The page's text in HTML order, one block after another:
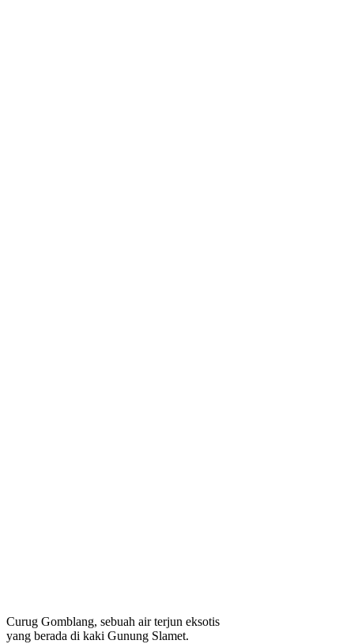
Curug Gomblang, sebuah air terjun eksotis
yang berada di kaki Gunung Slamet.